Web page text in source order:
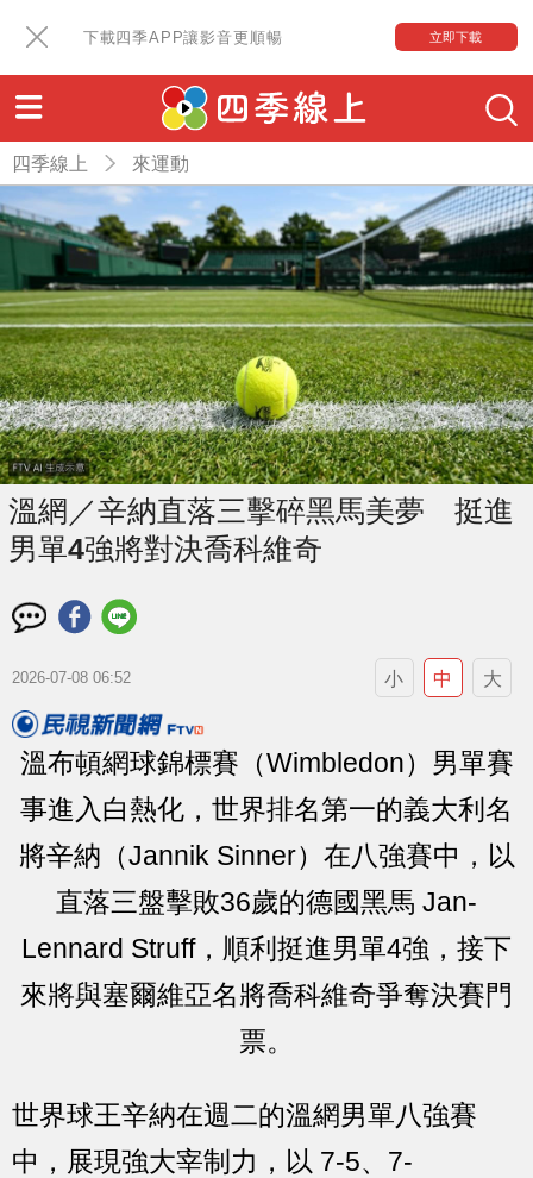
下載四季APP讓影音更順暢 立即下載
四季線上 來運動
溫網／辛納直落三擊碎黑馬美夢 挺進
男單4強將對決喬科維奇
2026-07-08 06:52 小 中 大
溫布頓網球錦標賽（Wimbledon）男單賽
事進入白熱化，世界排名第一的義大利名
將辛納（Jannik Sinner）在八強賽中，以
直落三盤擊敗36歲的德國黑馬 Jan-
Lennard Struff，順利挺進男單4強，接下
來將與塞爾維亞名將喬科維奇爭奪決賽門
票。
世界球王辛納在週二的溫網男單八強賽
中，展現強大宰制力，以 7-5、7-